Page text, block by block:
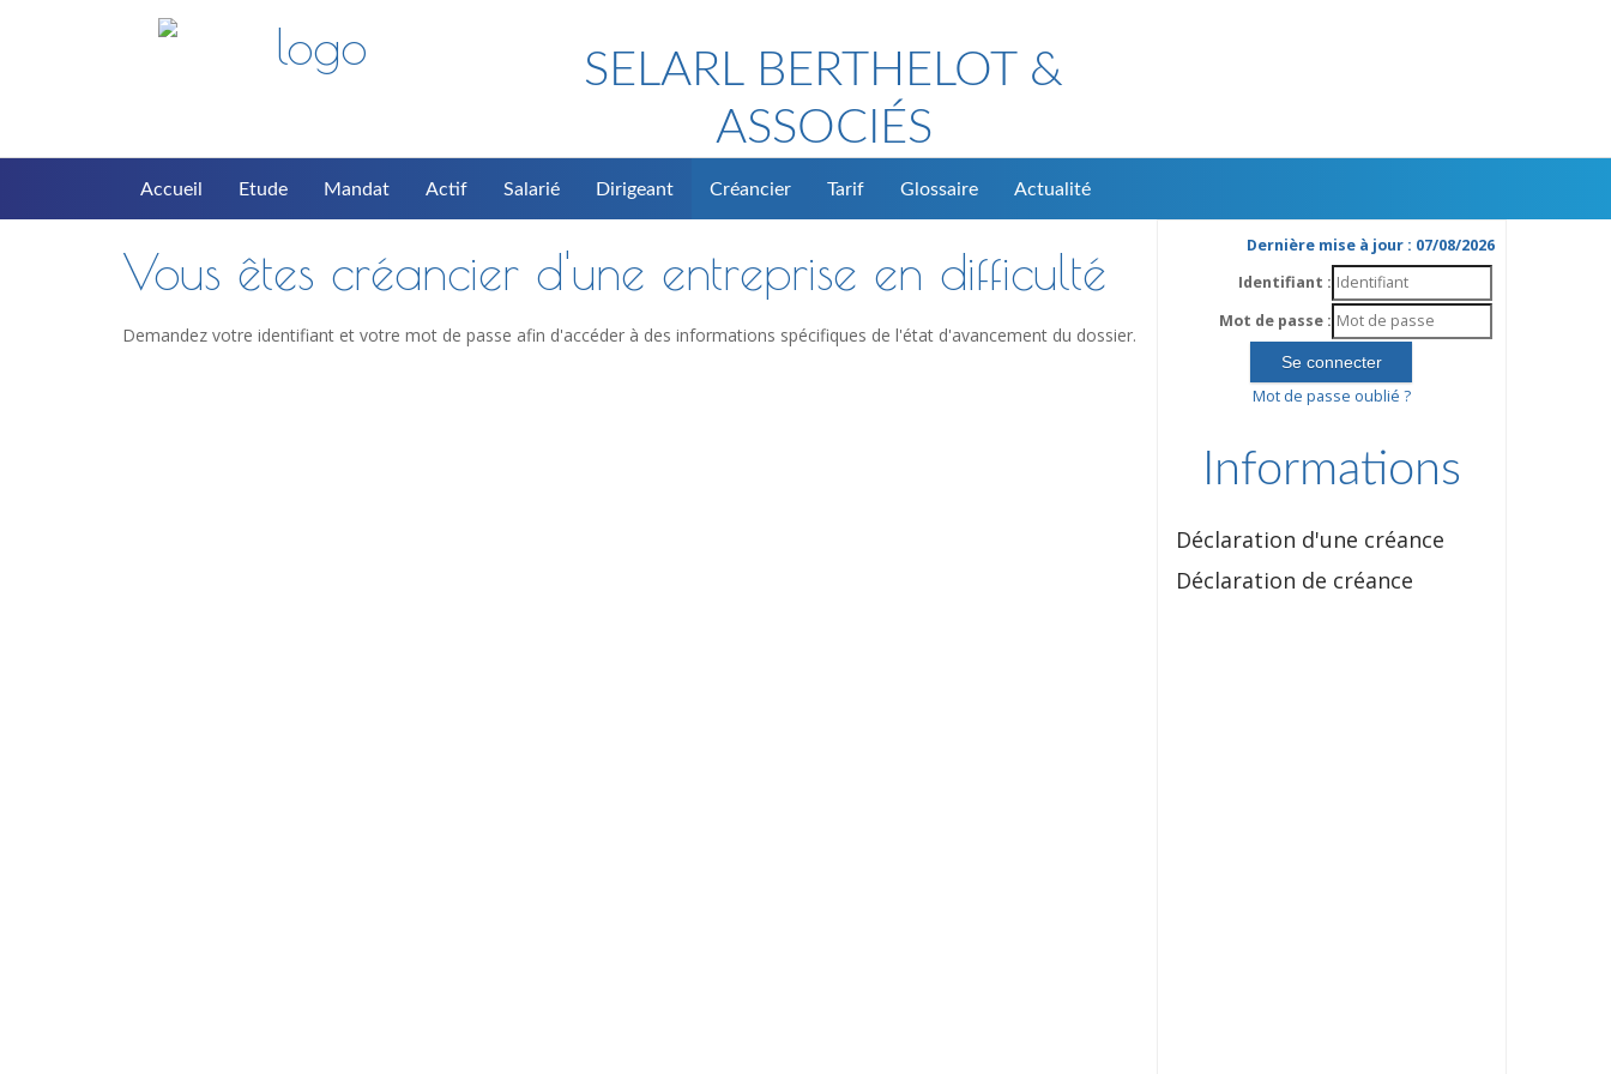
SELARL BERTHELOT &
ASSOCIÉS
Accueil Etude Mandat Actif Salarié Dirigeant Créancier Tarif Glossaire Actualité
Vous êtes créancier d'une entreprise en difficulté
Demandez votre identifiant et votre mot de passe afin d'accéder à des informations spécifiques de l'état d'avancement du dossier.
Dernière mise à jour : 07/08/2026
Identifiant :
Mot de passe :
Mot de passe oublié ?
Informations
Déclaration d'une créance
Déclaration de créance